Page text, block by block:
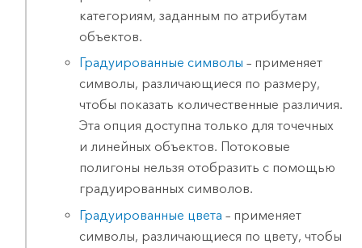
категориям, заданным по атрибутам
объектов.
Градуированные символы – применяет
символы, различающиеся по размеру,
чтобы показать количественные различия.
Эта опция доступна только для точечных
и линейных объектов. Потоковые
полигоны нельзя отобразить с помощью
градуированных символов.
Градуированные цвета – применяет
символы, различающиеся по цвету, чтобы